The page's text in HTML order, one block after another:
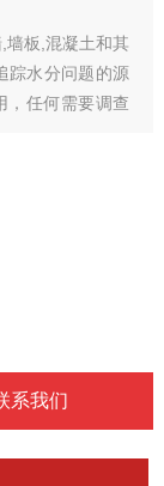
板,混凝土和其
踪水分问题的源
，任何需要调查
系我们